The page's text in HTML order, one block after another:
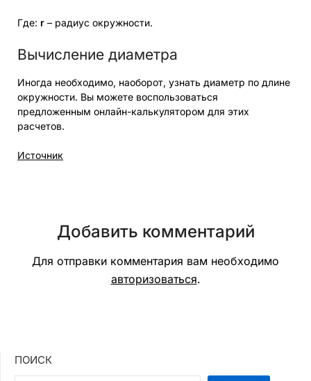
Где: r – радиус окружности.
Вычисление диаметра
Иногда необходимо, наоборот, узнать диаметр по длине
окружности. Вы можете воспользоваться
предложенным онлайн-калькулятором для этих
расчетов.
Источник
Добавить комментарий
Для отправки комментария вам необходимо
авторизоваться.
ПОИСК